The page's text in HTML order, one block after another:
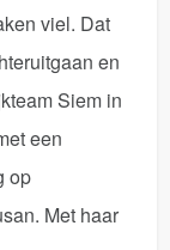
viel. Dat
en
Siem in
een
op
Met haar